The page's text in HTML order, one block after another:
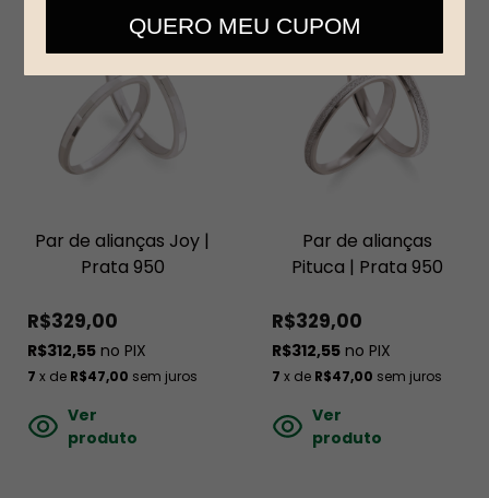
Par de alianças Joy |
Prata 950
R$329,00
R$312,55 no PIX
7 x de R$47,00 sem juros
Ver
produto
Par de alianças
Pituca | Prata 950
R$329,00
R$312,55 no PIX
7 x de R$47,00 sem juros
Ver
produto
telefone
QUERO MEU CUPOM